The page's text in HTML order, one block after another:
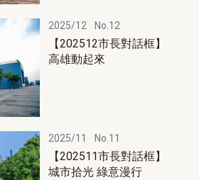
2025/12 No.12
【202512市長對話框】
高雄動起來
2025/11 No.11
【202511市長對話框】
城市拾光 綠意漫行